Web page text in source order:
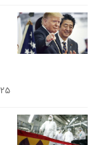
۲۵ خرداد ۱۳۹۸